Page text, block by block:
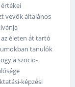
vevők általános
életen át tartó
tanulók
a szocio-
képzési